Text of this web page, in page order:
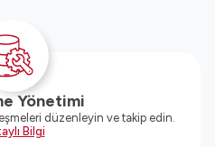
Yönetimi
düzenleyin ve takip edin.
Bilgi